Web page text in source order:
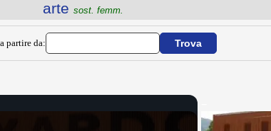
arte sost. femm.
partire da: